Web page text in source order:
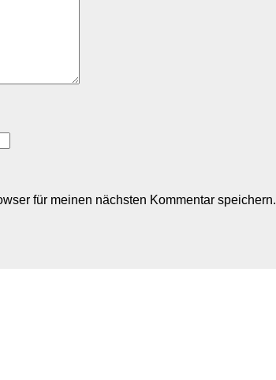
für meinen nächsten Kommentar speichern.